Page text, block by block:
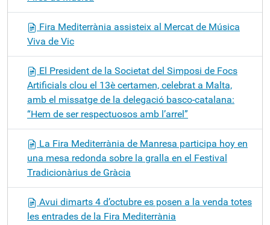
Fira Mediterrània assisteix al Mercat de Música
Viva de Vic
El President de la Societat del Simposi de Focs
Artificials clou el 13è certamen, celebrat a Malta,
amb el missatge de la delegació basco-catalana:
“Hem de ser respectuosos amb l’arrel”
La Fira Mediterrània de Manresa participa hoy en
una mesa redonda sobre la gralla en el Festival
Tradicionàrius de Gràcia
Avui dimarts 4 d’octubre es posen a la venda totes
les entrades de la Fira Mediterrània